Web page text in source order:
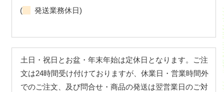
( 発送業務休日)
土日・祝日とお盆・年末年始は定休日となります。ご注
文は24時間受け付けておりますが、休業日・営業時間外
でのご注文、及び問合せ・商品の発送は翌営業日のご対